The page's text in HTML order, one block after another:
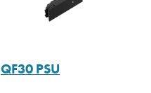
QF30 PSU